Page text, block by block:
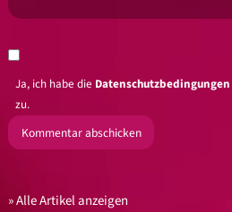
Ja, ich habe die Datenschutzbedingungen
zu.
Alle Artikel anzeigen